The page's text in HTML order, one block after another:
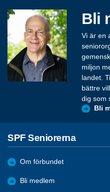
Bli
Vi är en
miljon
landet.
bättre
dig som
Bli
SPF Seniorerna
Om förbundet
Bli medlem